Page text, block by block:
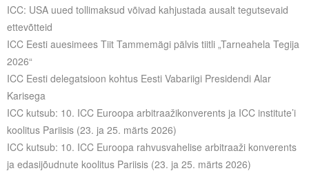
Incoterms® 2020
Abimaterjalid
Projektid
ICC: USA uued tollimaksud võivad kahjustada ausalt tegutsevaid
ettevõtteid
ICC Eesti auesimees Tiit Tammemägi pälvis tiitli „Tarneahela Tegija
2026“
ICC Eesti delegatsioon kohtus Eesti Vabariigi Presidendi Alar
Karisega
ICC kutsub: 10. ICC Euroopa arbitraažikonverents ja ICC institute’i
koolitus Pariisis (23. ja 25. märts 2026)
ICC kutsub: 10. ICC Euroopa rahvusvahelise arbitraaži konverents
ja edasijõudnute koolitus Pariisis (23. ja 25. märts 2026)